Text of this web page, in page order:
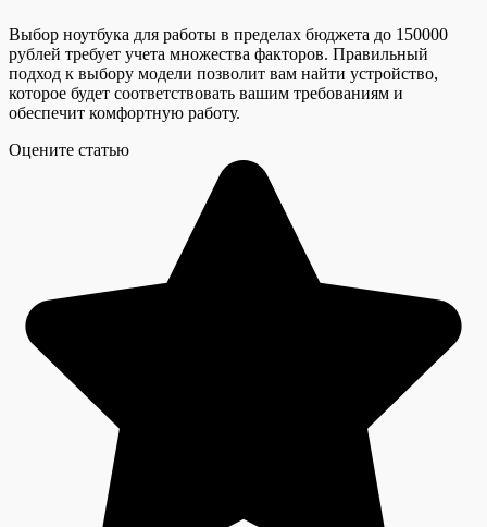
Выбор ноутбука для работы в пределах бюджета до 150000
рублей требует учета множества факторов. Правильный
подход к выбору модели позволит вам найти устройство,
которое будет соответствовать вашим требованиям и
обеспечит комфортную работу.
Оцените статью